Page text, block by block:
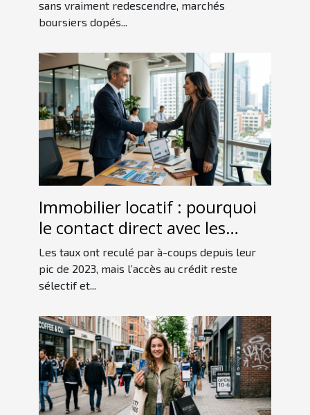
sans vraiment redescendre, marchés
boursiers dopés...
Immobilier locatif : pourquoi
le contact direct avec les
experts en financement fait la
différence
Les taux ont reculé par à-coups depuis leur
pic de 2023, mais l’accès au crédit reste
sélectif et...